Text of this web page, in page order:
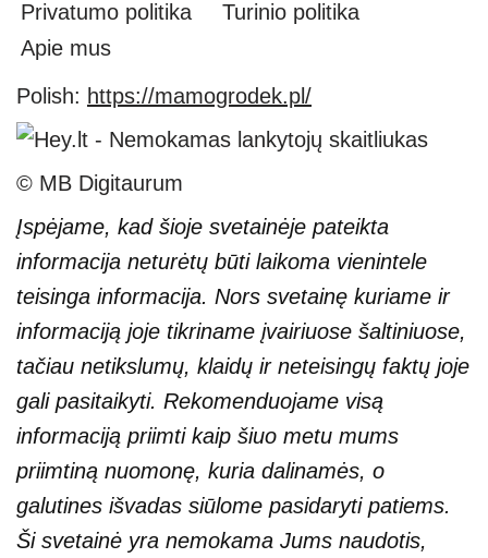
Privatumo politika
Turinio politika
Apie mus
Polish: https://mamogrodek.pl/
© MB Digitaurum
Įspėjame, kad šioje svetainėje pateikta
informacija neturėtų būti laikoma vienintele
teisinga informacija. Nors svetainę kuriame ir
informaciją joje tikriname įvairiuose šaltiniuose,
tačiau netikslumų, klaidų ir neteisingų faktų joje
gali pasitaikyti. Rekomenduojame visą
informaciją priimti kaip šiuo metu mums
priimtiną nuomonę, kuria dalinamės, o
galutines išvadas siūlome pasidaryti patiems.
Ši svetainė yra nemokama Jums naudotis,